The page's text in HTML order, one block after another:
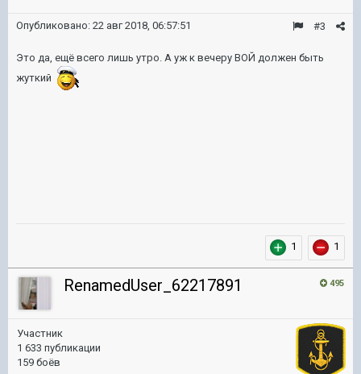
#3
Опубликовано: 22 авг 2018, 06:57:51
Это да, ещё всего лишь утро. А уж к вечеру ВОЙ должен быть
жуткий
1 1
495
RenamedUser_62217891
Участник
1 633 публикации
159 боёв